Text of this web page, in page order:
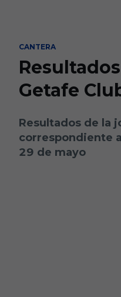
CANTERA
Getafe
Resultados de la
correspondiente
29 de mayo